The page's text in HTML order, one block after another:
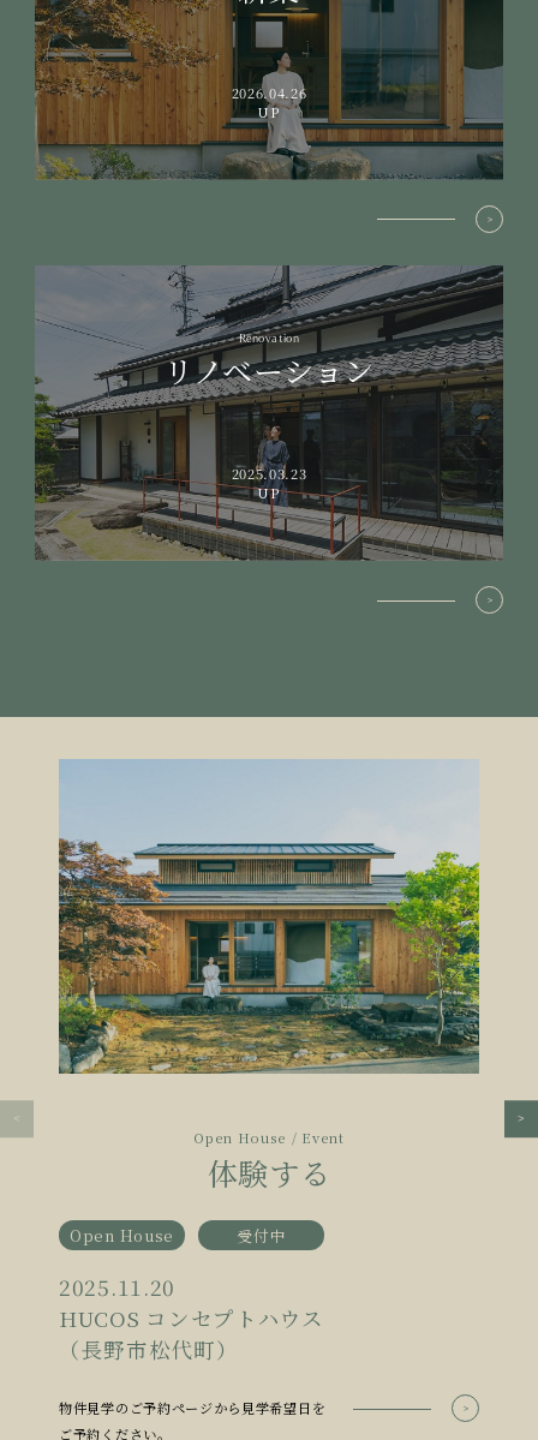
2026.04.26
UP
Renovation
リノベーション
2025.03.23
UP
Open House / Event
体験する
Open House 受付中
2025.11.20
HUCOS コンセプトハウス
（長野市松代町）
物件見学のご予約ページから見学希望日を
ご予約ください。